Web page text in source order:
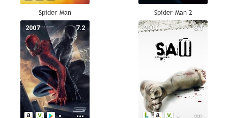
Spider-Man Spider-Man 2
7.2
2007 8.1
2004